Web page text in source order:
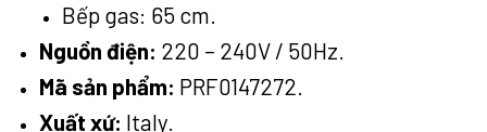
Bếp gas: 65 cm.
Nguồn điện: 220 – 240V / 50Hz.
Mã sản phẩm: PRF0147272.
Xuất xứ: Italy.